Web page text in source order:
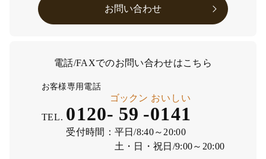
お問い合わせ
電話/FAXでのお問い合わせはこちら
お客様専用電話
TEL. 0120- 59
ゴックン
-0141
おいしい
受付時間： 平日/8:40～20:00
土・日・祝日/9:00～20:00